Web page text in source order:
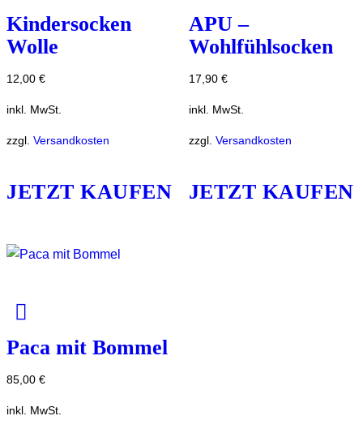
Kindersocken
Wolle
12,00 €
inkl. MwSt.
zzgl. Versandkosten
JETZT KAUFEN
APU –
Wohlfühlsocken
17,90 €
inkl. MwSt.
zzgl. Versandkosten
JETZT KAUFEN
Paca mit Bommel
85,00 €
inkl. MwSt.